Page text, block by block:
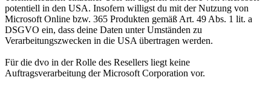
potentiell in den USA. Insofern willigst du mit der Nutzung von
Microsoft Online bzw. 365 Produkten gemäß Art. 49 Abs. 1 lit. a
DSGVO ein, dass deine Daten unter Umständen zu
Verarbeitungszwecken in die USA übertragen werden.
Für die dvo in der Rolle des Resellers liegt keine
Auftragsverarbeitung der Microsoft Corporation vor.